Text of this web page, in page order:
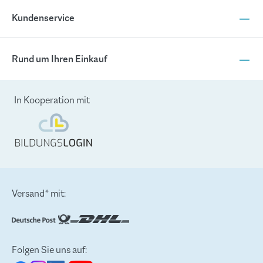
Kundenservice
Rund um Ihren Einkauf
In Kooperation mit
Versand* mit:
Folgen Sie uns auf: